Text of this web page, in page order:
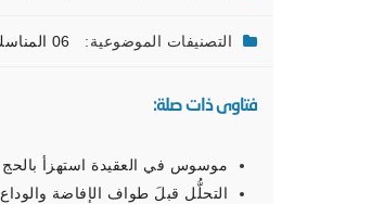
التصنيفات الموضوعية: 06 المناسك
فتاوى ذات صلة:
موسوس في العقيدة استهزأ بالحج
التحلُّل قبلَ طواف الإفاضة والوداع